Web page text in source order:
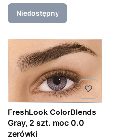
Niedostępny
FreshLook ColorBlends
Gray, 2 szt. moc 0.0
zerówki